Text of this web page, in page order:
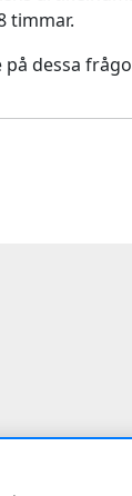
timmar.
på dessa